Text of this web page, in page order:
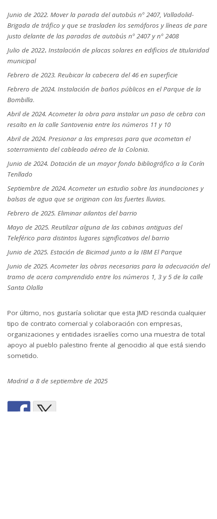
Junio de 2022. Mover la parada del autobús nº 2407, Valladolid-
Brigada de tráfico y que se trasladen los semáforos y líneas de pare
justo delante de las paradas de autobús nº 2407 y nº 2408
Julio de 2022. Instalación de placas solares en edificios de titularidad
municipal
Febrero de 2023. Reubicar la cabecera del 46 en superficie
Febrero de 2024. Instalación de baños públicos en el Parque de la
Bombilla.
Abril de 2024. Acometer la obra para instalar un paso de cebra con
resalto en la calle Santovenia entre los números 11 y 10
Abril de 2024. Presionar a las empresas para que acometan el
soterramiento del cableado aéreo de la Colonia.
Junio de 2024. Dotación de un mayor fondo bibliográfico a la Corín
Tenllado
Septiembre de 2024. Acometer un estudio sobre las inundaciones y
balsas de agua que se originan con las fuertes lluvias.
Febrero de 2025. Eliminar ailantos del barrio
Mayo de 2025. Reutilizar alguna de las cabinas antiguas del
Teleférico para distintos lugares significativos del barrio
Junio de 2025. Estación de Bicimad junto a la IBM El Parque
Junio de 2025. Acometer las obras necesarias para la adecuación del
tramo de acera comprendido entre los números 1, 3 y 5 de la calle
Santa Olalla
Por último, nos gustaría solicitar que esta JMD rescinda cualquier
tipo de contrato comercial y colaboración con empresas,
organizaciones y entidades israelíes como una muestra de total
apoyo al pueblo palestino frente al genocidio al que está siendo
sometido.
Madrid a 8 de septiembre de 2025